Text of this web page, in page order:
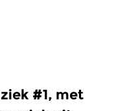
#1, met